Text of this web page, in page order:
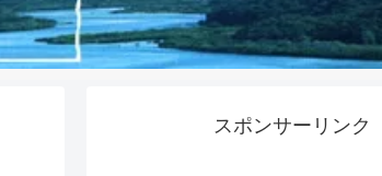
スポンサーリンク